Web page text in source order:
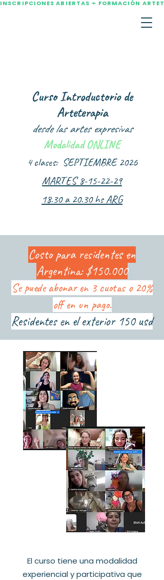
INSCRIPCIONES ABIERTAS ➛ FORMACIÓN
Curso Introductorio de
Arteterapia
desde las artes expresivas
Modalidad ONLINE
4 clases: SEPTIEMBRE 2026
MARTES8-15-22-29
18.30 a 20.30 hs ARG
Costo para residentes en
Argentina: $150.000
Se puede abonar en 3 cuotas o 20%
off en un pago.
Residentes en el exterior 150 usd
El curso tiene una modalidad
experiencial y participativa que